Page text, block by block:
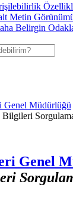
Metin
Belirgin
Genel Müdürlüğü
Genel